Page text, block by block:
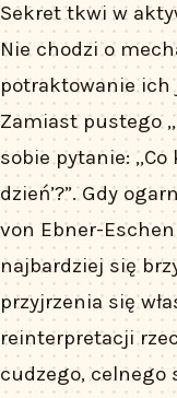
Sekret tkwi w
Nie chodzi o
potraktowanie ich
Zamiast pustego
sobie pytanie:
dzień’?”. Gdy
von Ebner-
najbardziej się
przyjrzenia się
reinterpretacji
cudzego, celnego